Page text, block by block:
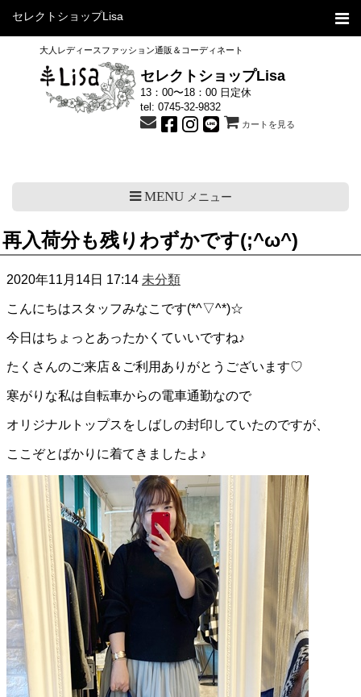
セレクトショップLisa
大人レディースファッション通販＆コーディネート
セレクトショップLisa
13：00〜18：00 日定休
tel: 0745-32-9832
カートを見る
MENUメニュー
再入荷分も残りわずかです(;^ω^)
2020年11月14日 17:14 未分類
こんにちはスタッフみなこです(*^▽^*)☆
今日はちょっとあったかくていいですね♪
たくさんのご来店＆ご利用ありがとうございます♡
寒がりな私は自転車からの電車通勤なので
オリジナルトップスをしばしの封印していたのですが、
ここぞとばかりに着てきましたよ♪